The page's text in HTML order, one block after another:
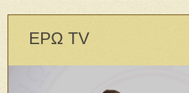
ΕΡΩ TV